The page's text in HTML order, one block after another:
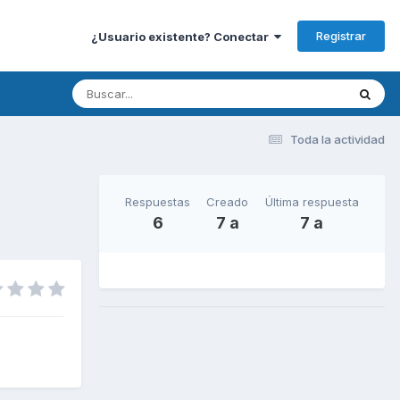
¿Usuario existente? Conectar Registrar
Toda la actividad
Respuestas
6
Creado
7 a
Última respuesta
7 a